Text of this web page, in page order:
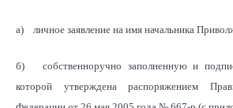
а) личное заявление на имя начальника
б) собственноручно заполненную и
которой утверждена распоряжением